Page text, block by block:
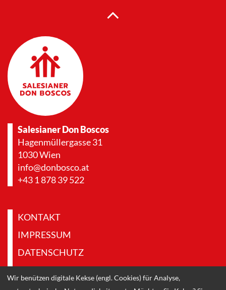
Salesianer Don Boscos
Hagenmüllergasse 31
1030 Wien
info@donbosco.at
+43 1 878 39 522
KONTAKT
IMPRESSUM
DATENSCHUTZ
PRESSE & DOWNLOADS
Wir benützen digitale Kekse (engl. Cookies) für Analyse,